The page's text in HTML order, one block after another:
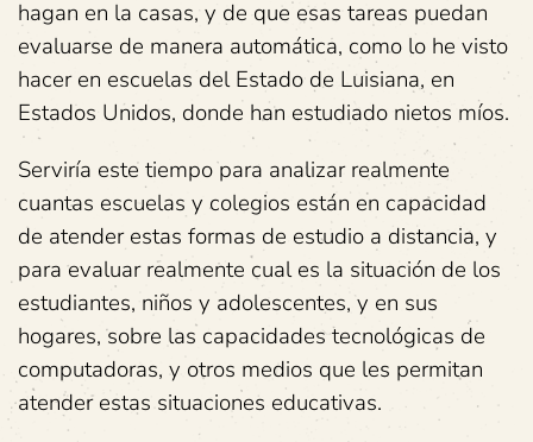
hagan en la casas, y de que esas tareas puedan
evaluarse de manera automática, como lo he visto
hacer en escuelas del Estado de Luisiana, en
Estados Unidos, donde han estudiado nietos míos.
Serviría este tiempo para analizar realmente
cuantas escuelas y colegios están en capacidad
de atender estas formas de estudio a distancia, y
para evaluar realmente cual es la situación de los
estudiantes, niños y adolescentes, y en sus
hogares, sobre las capacidades tecnológicas de
computadoras, y otros medios que les permitan
atender estas situaciones educativas.